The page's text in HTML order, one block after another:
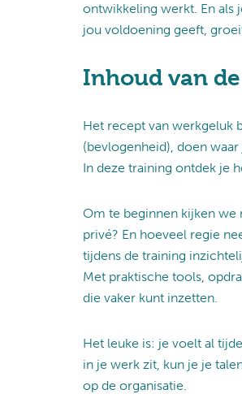
ontwikkeling werkt. En als
jou voldoening geeft,
Inhoud van
Het recept van werkgeluk
(bevlogenheid), doen
In deze training ontdek je
Om te beginnen kijken we
privé? En hoeveel regie
tijdens de training
Met praktische tools,
die vaker kunt inzetten.
Het leuke is: je voelt al
in je werk zit, kun je je
op de organisatie.